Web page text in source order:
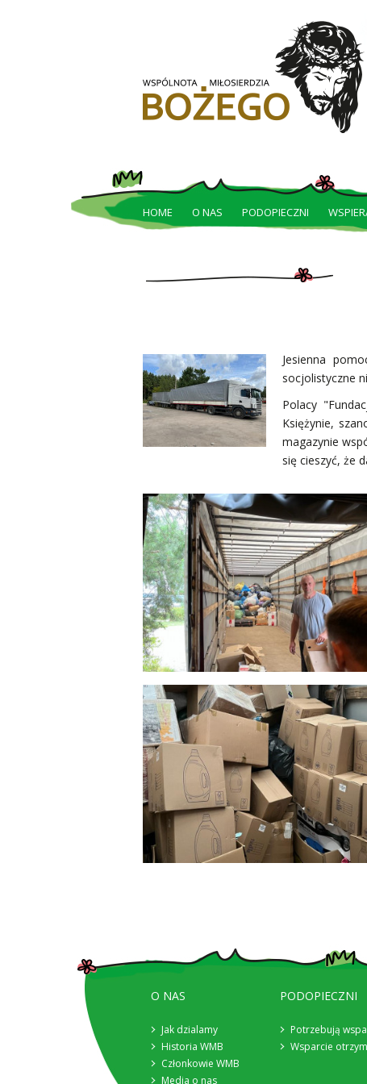
HOME O NAS PODOPIECZNI
Jesienna
socjolistyczne
Polacy
Księżynie,
magazynie
się cieszyć, że
O NAS
Jak dzialamy
Historia WMB
Członkowie WMB
Media o nas
PODOPIECZNI
Potrzebują
Wsparcie